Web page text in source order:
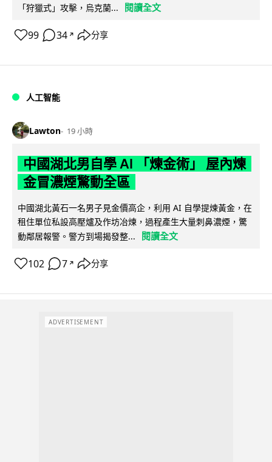
「狩獵式」攻擊，烏克蘭...
閱讀全文
99 34 ↗ 分享
人工智能
Lawton 19 小時
中國湖北男自學 AI 「煉金術」 屋內煉
金冒濃煙驚動全區
中國湖北黃石一名男子見金價高企，利用 AI 自學提煉黃金，在
租住單位私設高壓爐及作坊冶煉，過程產生大量刺鼻濃煙，驚
動鄰居報警。警方到場揭發整...
閱讀全文
102 7 ↗ 分享
ADVERTISEMENT